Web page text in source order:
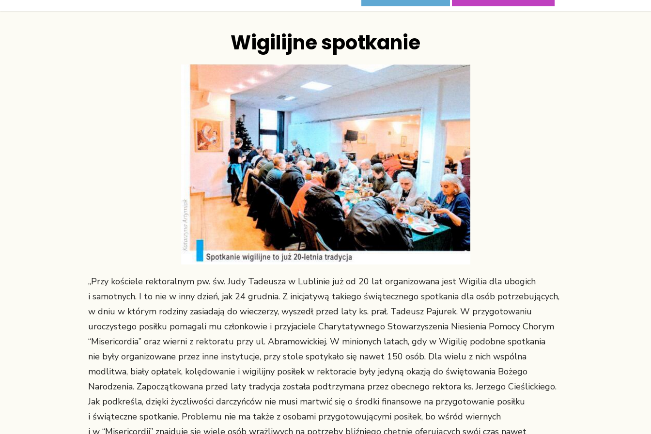
Wigilijne spotkanie
„Przy kościele rektoralnym pw. św. Judy Tadeusza w Lublinie już od 20 lat organizowana jest Wigilia dla ubogich
i samotnych. I to nie w inny dzień, jak 24 grudnia. Z inicjatywą takiego świątecznego spotkania dla osób potrzebujących,
w dniu w którym rodziny zasiadają do wieczerzy, wyszedł przed laty ks. prał. Tadeusz Pajurek. W przygotowaniu
uroczystego posiłku pomagali mu członkowie i przyjaciele Charytatywnego Stowarzyszenia Niesienia Pomocy Chorym
“Misericordia” oraz wierni z rektoratu przy ul. Abramowickiej. W minionych latach, gdy w Wigilię podobne spotkania
nie były organizowane przez inne instytucje, przy stole spotykało się nawet 150 osób. Dla wielu z nich wspólna
modlitwa, biały opłatek, kolędowanie i wigilijny posiłek w rektoracie były jedyną okazją do świętowania Bożego
Narodzenia. Zapoczątkowana przed laty tradycja została podtrzymana przez obecnego rektora ks. Jerzego Cieślickiego.
Jak podkreśla, dzięki życzliwości darczyńców nie musi martwić się o środki finansowe na przygotowanie posiłku
i świąteczne spotkanie. Problemu nie ma także z osobami przygotowującymi posiłek, bo wśród wiernych
i w “Misericordii” znajduje się wiele osób wrażliwych na potrzeby bliźniego chętnie oferujących swój czas nawet